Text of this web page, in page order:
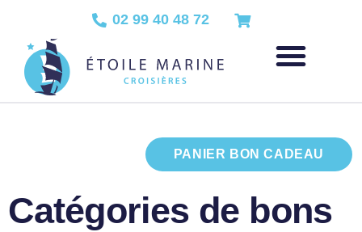
02 99 40 48 72
PANIER BON CADEAU
Catégories de bons